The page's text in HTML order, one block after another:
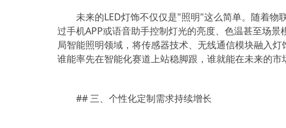
未来的LED灯饰不仅仅是"照明"这么简单。随着物
过手机APP或语音助手控制灯光的亮度、色温甚至场
局智能照明领域，将传感器技术、无线通信模块融入
谁能率先在智能化赛道上站稳脚跟，谁就能在未来的市
## 三、个性化定制需求持续增长